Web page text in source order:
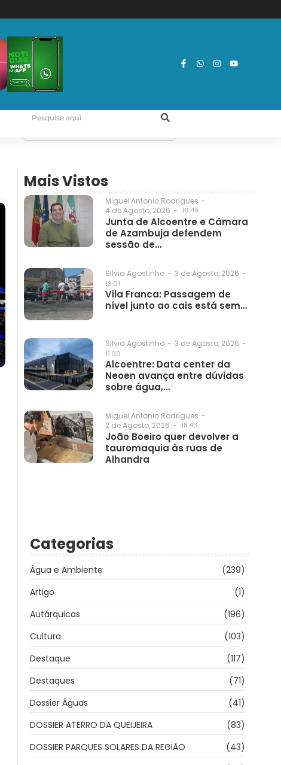
Mais Vistos
Miguel Antonio Rodrigues -
4 de Agosto, 2026 - 16:49
Junta de Alcoentre e Câmara
de Azambuja defendem
sessão de…
Silvia Agostinho - 3 de Agosto, 2026 -
13:01
Vila Franca: Passagem de
nível junto ao cais está sem…
Silvia Agostinho - 3 de Agosto, 2026 -
11:00
Alcoentre: Data center da
Neoen avança entre dúvidas
sobre água,…
Miguel Antonio Rodrigues -
2 de Agosto, 2026 - 18:43
João Boeiro quer devolver a
tauromaquia às ruas de
Alhandra
Categorias
Água e Ambiente
(239)
Artigo
(1)
Autárquicas
(196)
Cultura
(103)
Destaque
(117)
Destaques
(71)
Dossier Águas
(41)
DOSSIER ATERRO DA QUEIJEIRA
(83)
DOSSIER PARQUES SOLARES DA REGIÃO
(43)